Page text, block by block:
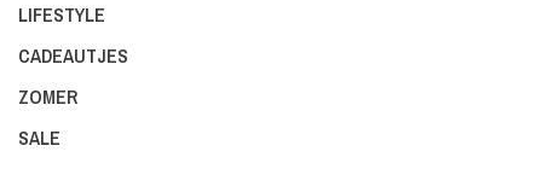
LIFESTYLE
CADEAUTJES
ZOMER
SALE